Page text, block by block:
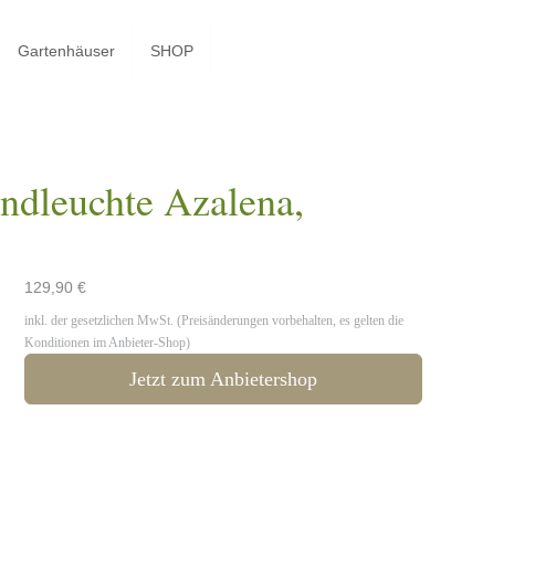
Gartenhäuser SHOP
Azalena,
129,90 €
inkl. der gesetzlichen MwSt. (Preisänderungen vorbehalten, es gelten die
Konditionen im Anbieter-Shop)
Jetzt zum Anbietershop